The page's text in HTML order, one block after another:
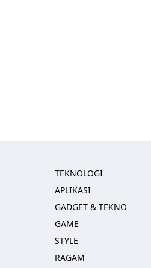
TEKNOLOGI
APLIKASI
GADGET & TEKNO
GAME
STYLE
RAGAM